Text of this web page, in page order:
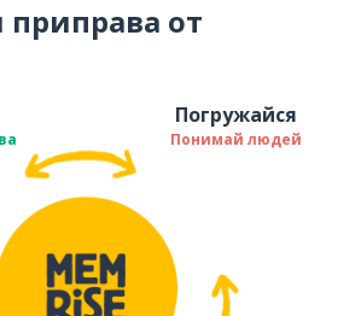
приправа от
Погружайся
Понимай людей